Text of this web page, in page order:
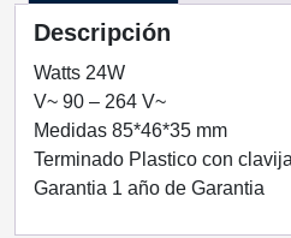
FP-
24W-
12
cantidad
Descripción
Watts 24W
V~ 90 – 264 V~
Medidas 85*46*35 mm
Terminado Plastico con clavija
Garantia 1 año de Garantia